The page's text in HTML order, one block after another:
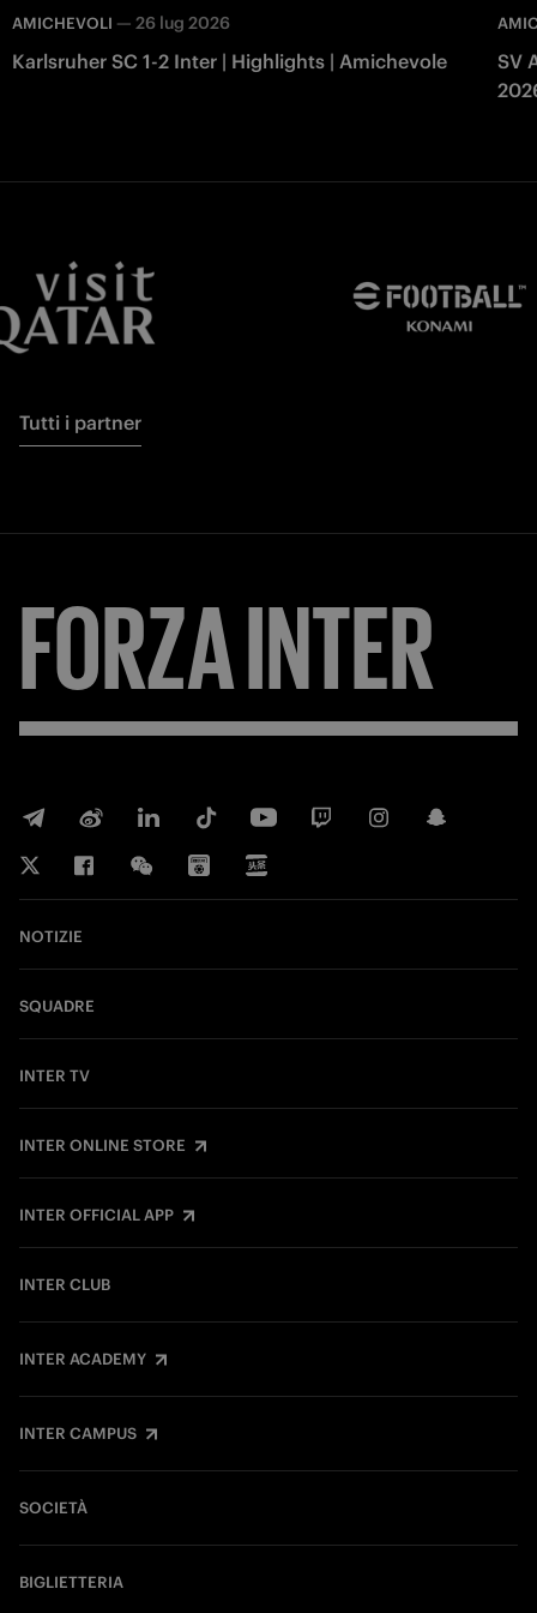
AMICHEVOLI — 26 lug 2026
Karlsruher SC 1-2 Inter | Highlights | Amichevole
SV
Tutti i partner
FORZAINTER
NOTIZIE
SQUADRE
INTER TV
INTER ONLINE STORE
INTER OFFICIAL APP
INTER CLUB
INTER ACADEMY
INTER CAMPUS
SOCIETÀ
BIGLIETTERIA